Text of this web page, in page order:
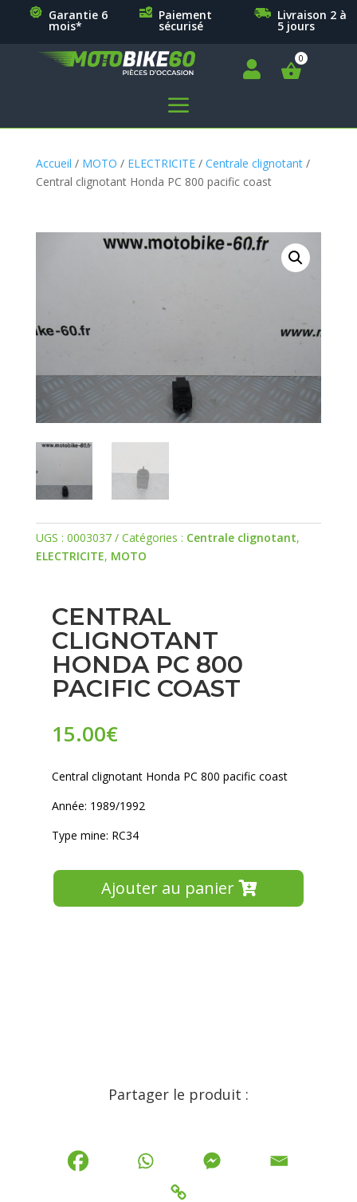
Garantie 6
mois*
Paiement
sécurisé
Livraison 2 à
5 jours

a
Accueil / MOTO / ELECTRICITE/ Centrale clignotant/
Central clignotant Honda PC 800 pacific coast
UGS : 0003037 Catégories : Centrale clignotant,
ELECTRICITE, MOTO
CENTRAL
CLIGNOTANT
HONDA PC 800
PACIFIC COAST
15.00€
Central clignotant Honda PC 800 pacific coast
Année: 1989/1992
Type mine: RC34
Ajouter au panier
Partager le produit :